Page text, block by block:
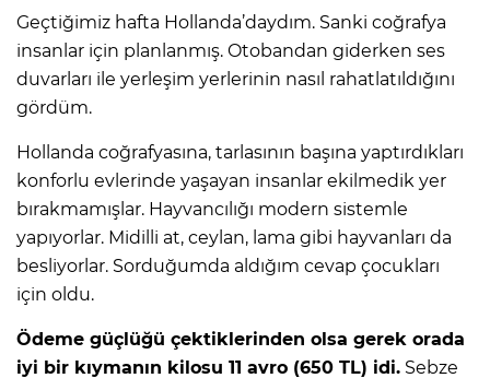
Geçtiğimiz hafta Hollanda’daydım. Sanki coğrafya
insanlar için planlanmış. Otobandan giderken ses
duvarları ile yerleşim yerlerinin nasıl rahatlatıldığını
gördüm.
Hollanda coğrafyasına, tarlasının başına yaptırdıkları
konforlu evlerinde yaşayan insanlar ekilmedik yer
bırakmamışlar. Hayvancılığı modern sistemle
yapıyorlar. Midilli at, ceylan, lama gibi hayvanları da
besliyorlar. Sorduğumda aldığım cevap çocukları
için oldu.
Ödeme güçlüğü çektiklerinden olsa gerek orada
iyi bir kıymanın kilosu 11 avro (650 TL) idi. Sebze